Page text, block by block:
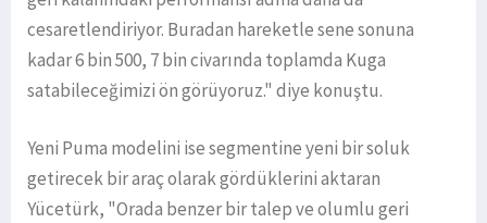
cesaretlendiriyor. Buradan hareketle sene sonuna
kadar 6 bin 500, 7 bin civarında toplamda Kuga
satabileceğimizi ön görüyoruz." diye konuştu.
Yeni Puma modelini ise segmentine yeni bir soluk
getirecek bir araç olarak gördüklerini aktaran
Yücetürk, "Orada benzer bir talep ve olumlu geri